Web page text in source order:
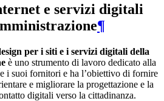
e servizi digitali
¶
per i siti e i servizi digitali della
è uno strumento di lavoro dedicato alla
i suoi fornitori e ha l’obiettivo di fornire
e migliorare la progettazione e la
digitali verso la cittadinanza.